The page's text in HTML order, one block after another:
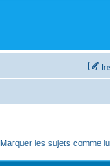
Marquer les sujets comme